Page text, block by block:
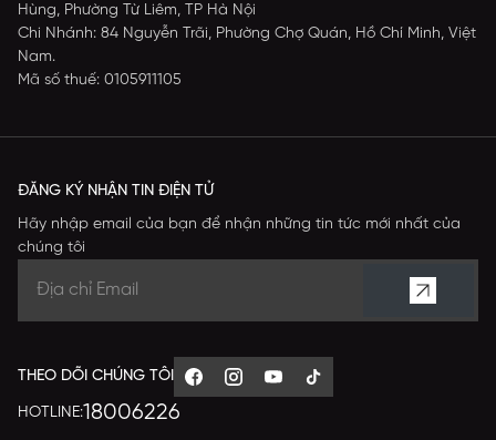
Hùng, Phường Từ Liêm, TP Hà Nội
Chi Nhánh: 84 Nguyễn Trãi, Phường Chợ Quán, Hồ Chí Minh, Việt
Nam.
Mã số thuế: 0105911105
ĐĂNG KÝ NHẬN TIN ĐIỆN TỬ
Hãy nhập email của bạn để nhận những tin tức mới nhất của
chúng tôi
THEO DÕI CHÚNG TÔI
HOTLINE:18006226